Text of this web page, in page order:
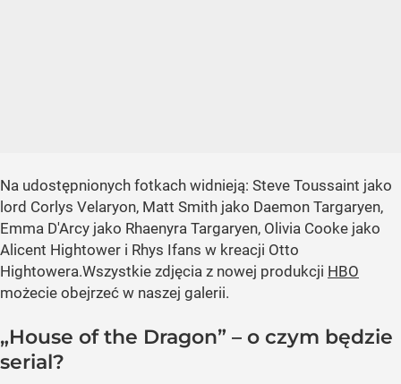
Na udostępnionych fotkach widnieją: Steve Toussaint jako
lord Corlys Velaryon, Matt Smith jako Daemon Targaryen,
Emma D'Arcy jako Rhaenyra Targaryen, Olivia Cooke jako
Alicent Hightower i Rhys Ifans w kreacji Otto
Hightowera.Wszystkie zdjęcia z nowej produkcji HBO
możecie obejrzeć w naszej galerii.
„House of the Dragon” – o czym będzie
serial?